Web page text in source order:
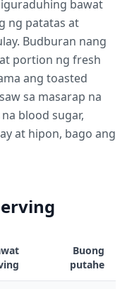
bawat
ng patatas at
Budburan nang
portion ng fresh
ang toasted
sa masarap na
blood sugar,
at hipon, bago ang
Buong
putahe